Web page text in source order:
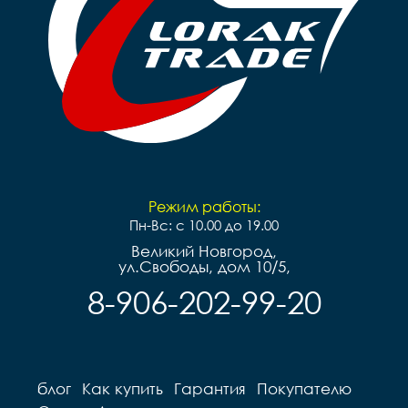
Вес	- 9.76 кг
Режим работы:
Пн-Вс: с 10.00 до 19.00
Великий Новгород,
ул.Свободы, дом 10/5,
8-906-202-99-20
блог Как купить Гарантия
Покупателю